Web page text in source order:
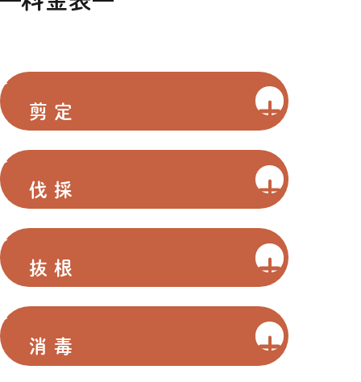
剪定
伐採
抜根
消毒